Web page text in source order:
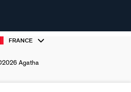
FRANCE
Agatha